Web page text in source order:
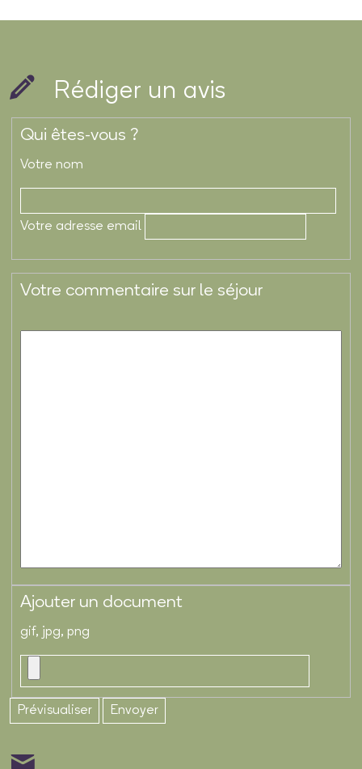
Rédiger un avis
Qui êtes-vous ?
Votre nom
Votre adresse email
Votre commentaire sur le séjour
Ajouter un document
gif, jpg, png